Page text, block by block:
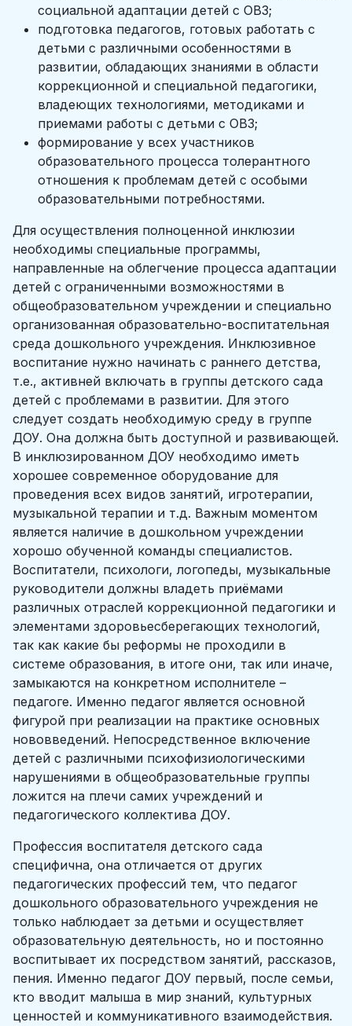
социальной адаптации детей с ОВЗ;
подготовка педагогов, готовых работать с
детьми с различными особенностями в
развитии, обладающих знаниями в области
коррекционной и специальной педагогики,
владеющих технологиями, методиками и
приемами работы с детьми с ОВЗ;
формирование у всех участников
образовательного процесса толерантного
отношения к проблемам детей с особыми
образовательными потребностями.
Для осуществления полноценной инклюзии
необходимы специальные программы,
направленные на облегчение процесса адаптации
детей с ограниченными возможностями в
общеобразовательном учреждении и специально
организованная образовательно-воспитательная
среда дошкольного учреждения. Инклюзивное
воспитание нужно начинать с раннего детства,
т.е., активней включать в группы детского сада
детей с проблемами в развитии. Для этого
следует создать необходимую среду в группе
ДОУ. Она должна быть доступной и развивающей.
В инклюзированном ДОУ необходимо иметь
хорошее современное оборудование для
проведения всех видов занятий, игротерапии,
музыкальной терапии и т.д. Важным моментом
является наличие в дошкольном учреждении
хорошо обученной команды специалистов.
Воспитатели, психологи, логопеды, музыкальные
руководители должны владеть приёмами
различных отраслей коррекционной педагогики и
элементами здоровьесберегающих технологий,
так как какие бы реформы не проходили в
системе образования, в итоге они, так или иначе,
замыкаются на конкретном исполнителе –
педагоге. Именно педагог является основной
фигурой при реализации на практике основных
нововведений. Непосредственное включение
детей с различными психофизиологическими
нарушениями в общеобразовательные группы
ложится на плечи самих учреждений и
педагогического коллектива ДОУ.
Профессия воспитателя детского сада
специфична, она отличается от других
педагогических профессий тем, что педагог
дошкольного образовательного учреждения не
только наблюдает за детьми и осуществляет
образовательную деятельность, но и постоянно
воспитывает их посредством занятий, рассказов,
пения. Именно педагог ДОУ первый, после семьи,
кто вводит малыша в мир знаний, культурных
ценностей и коммуникативного взаимодействия.